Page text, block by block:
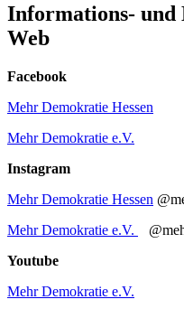
Informations- und
Web
Facebook
Mehr Demokratie Hessen
Mehr Demokratie e.V.
Instagram
Mehr Demokratie Hessen
Mehr Demokratie e.V.
Youtube
Mehr Demokratie e.V.